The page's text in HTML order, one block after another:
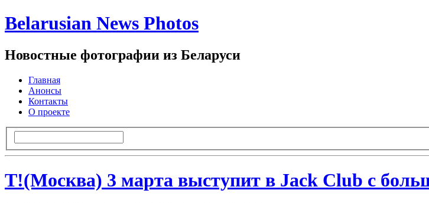
Belarusian News Photos
Новостные фотографии из Беларуси
Главная
Анонсы
Контакты
О проекте
Т!(Москва) 3 марта выступит в Jack Club с